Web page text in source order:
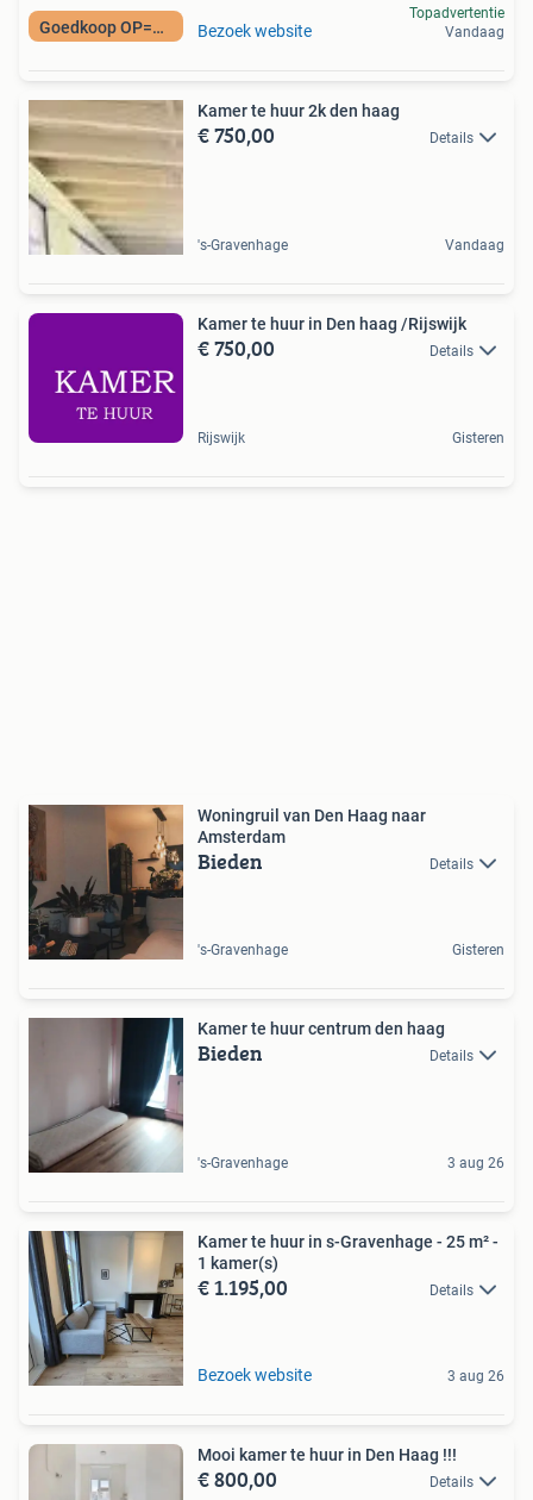
Goedkoop OP=OP Bezoek website
Topadvertentie
Vandaag
Kamer te huur 2k den haag
€ 750,00 Details
's-Gravenhage Vandaag
Kamer te huur in Den haag /Rijswijk
€ 750,00 Details
Rijswijk Gisteren
Woningruil van Den Haag naar
Amsterdam
Bieden Details
's-Gravenhage Gisteren
Kamer te huur centrum den haag
Bieden Details
's-Gravenhage 3 aug 26
Kamer te huur in s-Gravenhage - 25 m² -
1 kamer(s)
€ 1.195,00 Details
Bezoek website 3 aug 26
Mooi kamer te huur in Den Haag !!!
€ 800,00 Details